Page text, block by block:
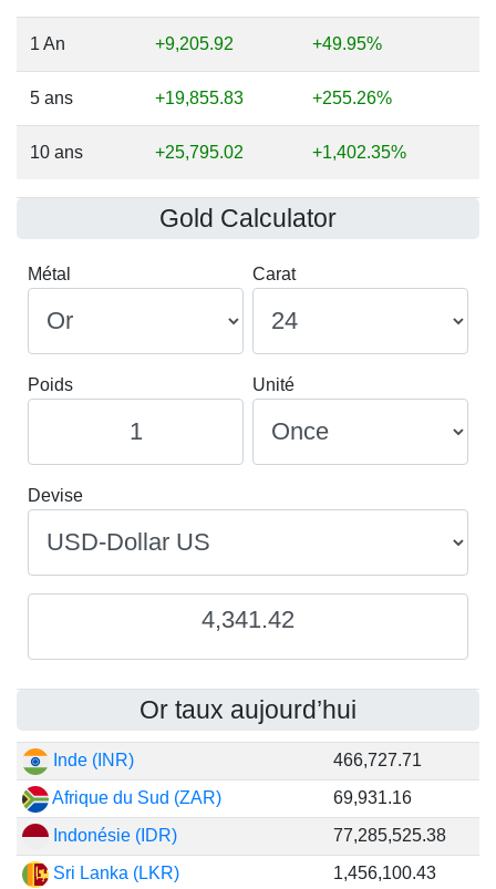
1 An +9,205.92 +49.95%
5 ans +19,855.83 +255.26%
10 ans +25,795.02 +1,402.35%
Gold Calculator
Métal Carat
Poids Unité
Devise
4,341.42
Or taux aujourd’hui
Inde (INR)
466,727.71
Afrique du Sud (ZAR)
69,931.16
Indonésie (IDR)
77,285,525.38
Sri Lanka (LKR)
1,456,100.43